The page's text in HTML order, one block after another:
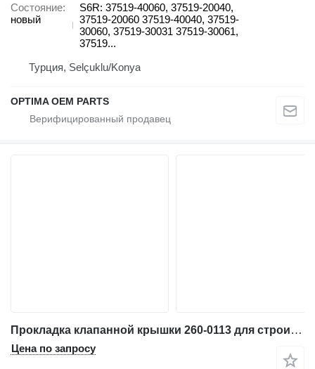
Состояние
новый
S6R: 37519-40060, 37519-20040,
37519-20060 37519-40040, 37519-
30060, 37519-30031 37519-30061,
37519...
Турция, Selçuklu/Konya
OPTIMA OEM PARTS
Прокладка клапанной крышки 260-0113 для строительной техники
Цена по запросу